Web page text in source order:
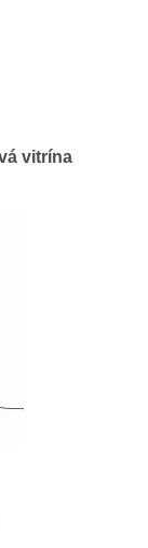
vitrína